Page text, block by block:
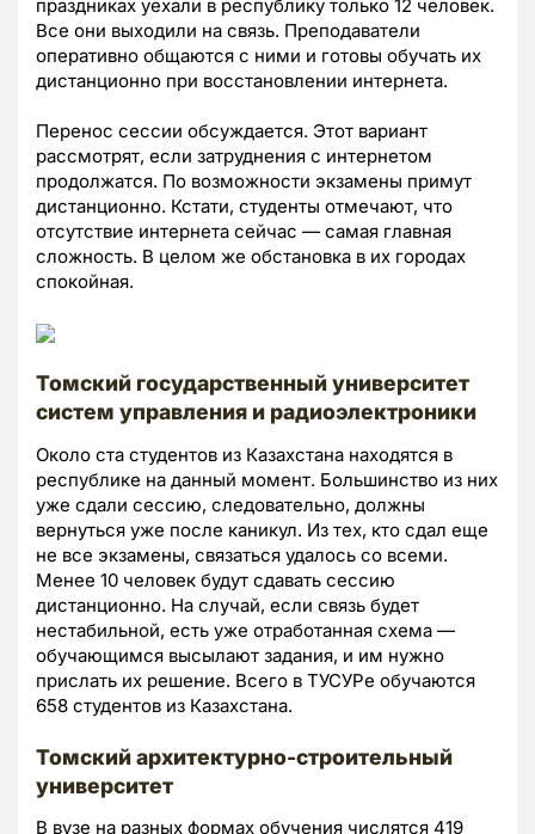
праздниках уехали в республику только 12 человек.
Все они выходили на связь. Преподаватели
оперативно общаются с ними и готовы обучать их
дистанционно при восстановлении интернета.
Перенос сессии обсуждается. Этот вариант
рассмотрят, если затруднения с интернетом
продолжатся. По возможности экзамены примут
дистанционно. Кстати, студенты отмечают, что
отсутствие интернета сейчас — самая главная
сложность. В целом же обстановка в их городах
спокойная.
Томский государственный университет
систем управления и радиоэлектроники
Около ста студентов из Казахстана находятся в
республике на данный момент. Большинство из них
уже сдали сессию, следовательно, должны
вернуться уже после каникул. Из тех, кто сдал еще
не все экзамены, связаться удалось со всеми.
Менее 10 человек будут сдавать сессию
дистанционно. На случай, если связь будет
нестабильной, есть уже отработанная схема —
обучающимся высылают задания, и им нужно
прислать их решение. Всего в ТУСУРе обучаются
658 студентов из Казахстана.
Томский архитектурно-строительный
университет
В вузе на разных формах обучения числятся 419